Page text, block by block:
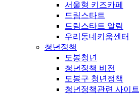
서울형 키즈카페
드림스타트
드림스타트 알림
우리동네키움센터
청년정책
도봉청년
청년정책 비전
도봉구 청년정책
청년정책관련 사이트